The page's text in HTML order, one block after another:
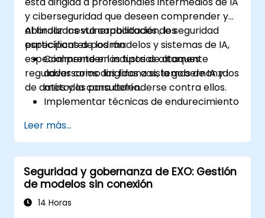
y ciberseguridad que deseen comprender y
abordar las vulnerabilidades de seguridad
específicas de los modelos y sistemas de IA,
especialmente en industrias altamente
reguladas como las finanzas, la gobernanza
de datos y la consultoría.
Al finalizar esta capacitación, los
participantes podrán:
Comprender los tipos de ataques
adversarios dirigidos a sistemas de IA y los
métodos para defenderse contra ellos.
Implementar técnicas de endurecimiento
aprendizaje automático.
Garantizar la seguridad e integridad de
los datos en los modelos de aprendizaje
automático.
Navegar por los requisitos de
cumplimiento normativo relacionados
Leer más...
Seguridad y gobernanza de EXO: Gestión
de modelos sin conexión
14 Horas